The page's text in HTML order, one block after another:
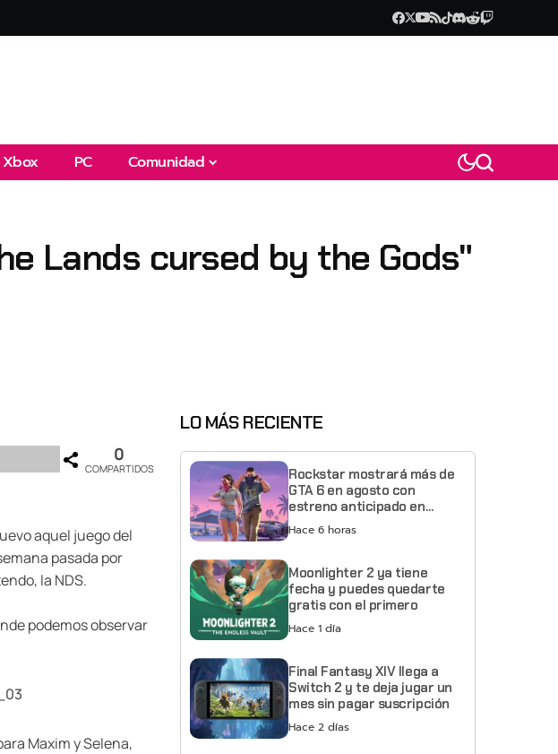
Xbox PC Comunidad
Lands cursed by the Gods"
0
COMPARTIDOS
aquel juego del
pasada por
la NDS.
podemos observar
Maxim y Selena,
LO MÁS RECIENTE
Rockstar mostrará más de
GTA 6 en agosto con
estreno anticipado en
Netflix
Hace 6 horas
Moonlighter 2 ya tiene
fecha y puedes quedarte
gratis con el primero
Hace 1 día
Final Fantasy XIV llega a
Switch 2 y te deja jugar un
mes sin pagar suscripción
Hace 2 días